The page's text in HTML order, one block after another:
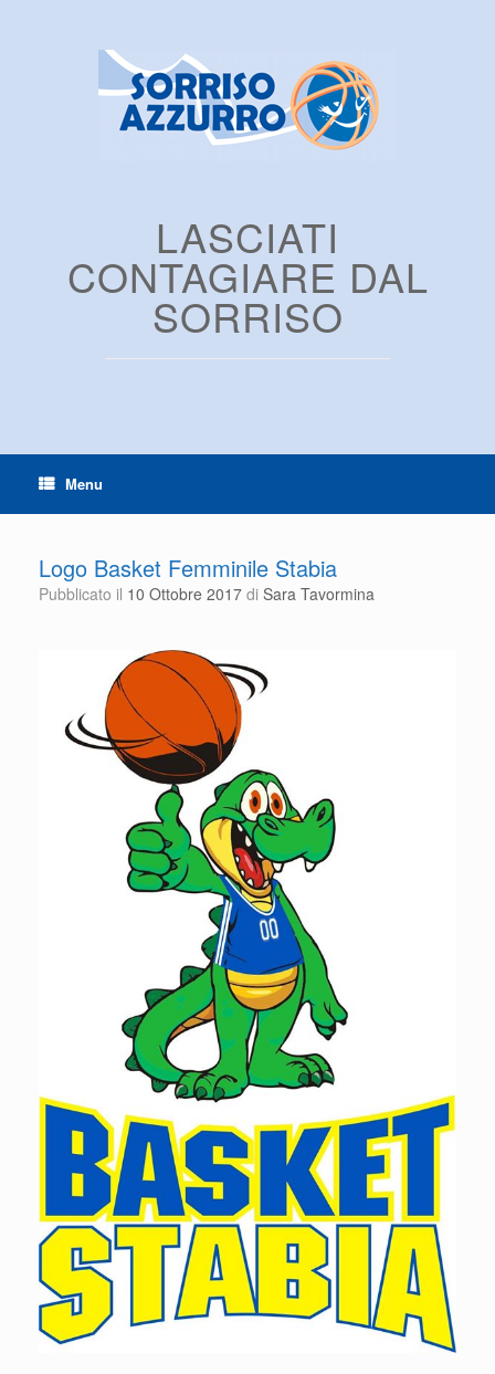
LASCIATI
CONTAGIARE DAL
SORRISO
Menu
Logo Basket Femminile Stabia
Pubblicato il 10 Ottobre 2017 di Sara Tavormina